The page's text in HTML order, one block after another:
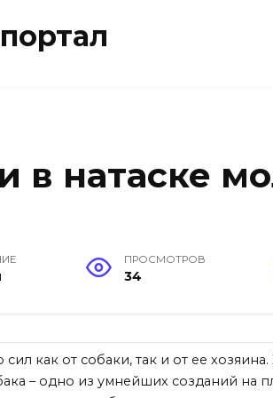
в натаске
ПРОСМОТРОВ
34
как от собаки, так и от ее
– одно из умнейших созданий на